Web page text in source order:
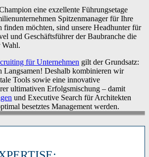
eine exzellente Führungsetage
Spitzenmanager für Ihre
möchten, sind unsere Headhunter für
und Geschäftsführer der Baubranche die
Wahl.
für Unternehmen gilt der Grundsatz:
Langsamen! Deshalb kombinieren wir
Tools sowie eine innovative
ultimativen Erfolgsmischung – damit
und Executive Search für Architekten
besetztes Management werden.